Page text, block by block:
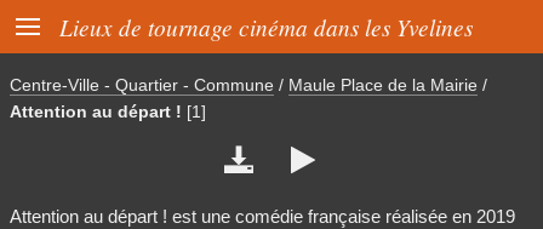
 Lieux de tournage cinéma dans les Yvelines
Centre-Ville - Quartier - Commune / Maule Place de la Mairie /
Attention au départ ! [1]
 
Attention au départ ! est une comédie française réalisée en 2019